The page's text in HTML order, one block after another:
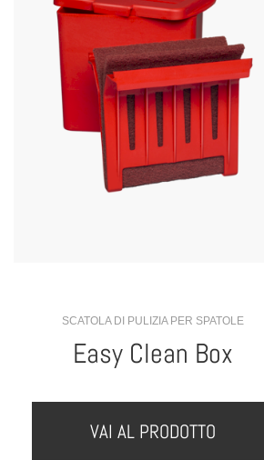
SCATOLA DI PULIZIA PER SPATOLE
Easy Clean Box
VAI AL PRODOTTO